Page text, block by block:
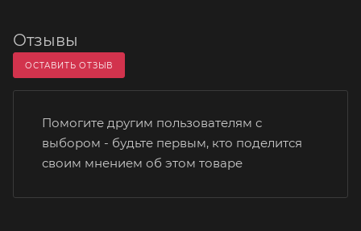
Отзывы
ОСТАВИТЬ ОТЗЫВ
Помогите другим пользователям с
выбором - будьте первым, кто поделится
своим мнением об этом товаре